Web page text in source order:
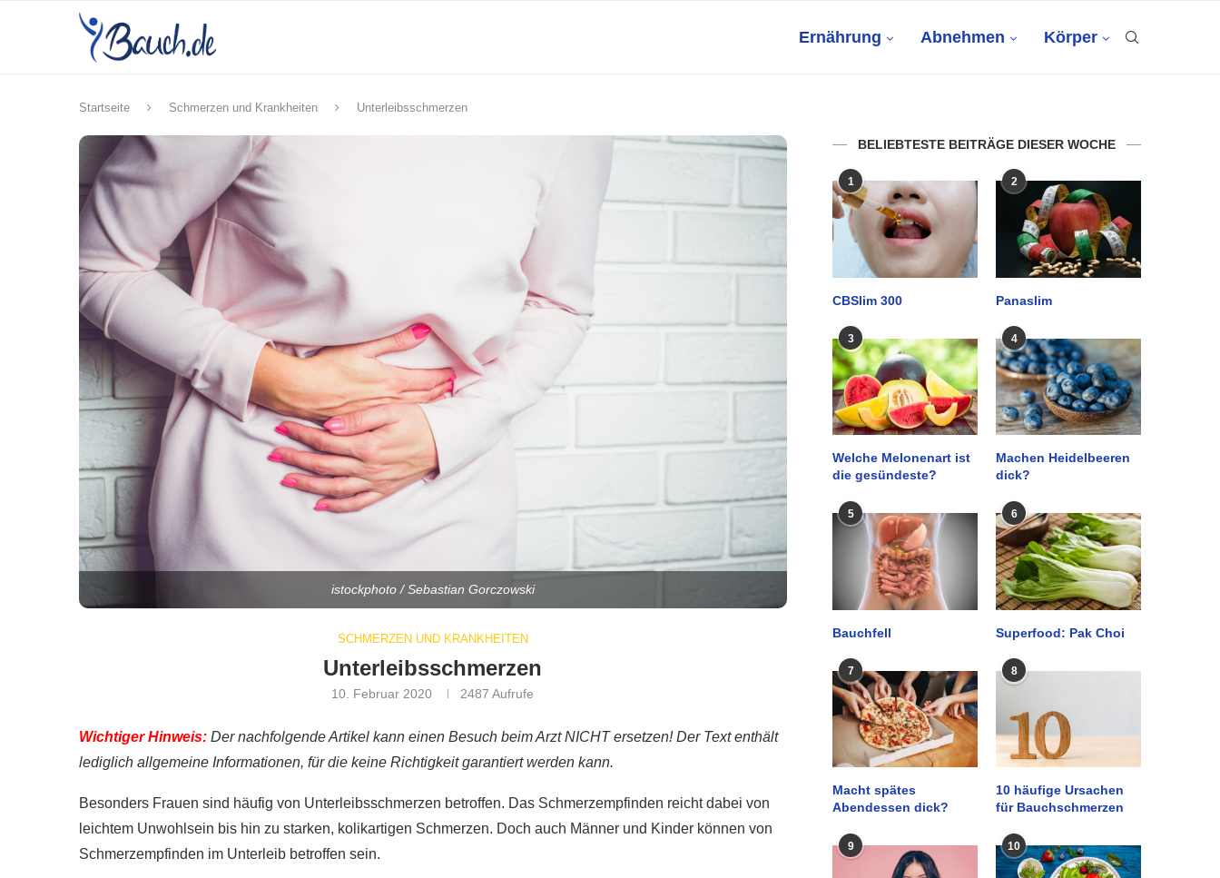
Ernährung Abnehmen Körper
Startseite Schmerzen und Krankheiten Unterleibsschmerzen
istockphoto / Sebastian Gorczowski
SCHMERZEN UND KRANKHEITEN
Unterleibsschmerzen
10. Februar 2020 2487 Aufrufe
Wichtiger Hinweis: Der nachfolgende Artikel kann einen Besuch beim Arzt NICHT ersetzen! Der Text enthält
lediglich allgemeine Informationen, für die keine Richtigkeit garantiert werden kann.
Besonders Frauen sind häufig von Unterleibsschmerzen betroffen. Das Schmerzempfinden reicht dabei von
leichtem Unwohlsein bis hin zu starken, kolikartigen Schmerzen. Doch auch Männer und Kinder können von
Schmerzempfinden im Unterleib betroffen sein.
BELIEBTESTE BEITRÄGE DIESER WOCHE
1
CBSlim 300
2
Panaslim
3
Welche Melonenart ist
die gesündeste?
4
Machen Heidelbeeren
dick?
5
Bauchfell
6
Superfood: Pak Choi
7
Macht spätes
Abendessen dick?
8
10 häufige Ursachen
für Bauchschmerzen
9 10